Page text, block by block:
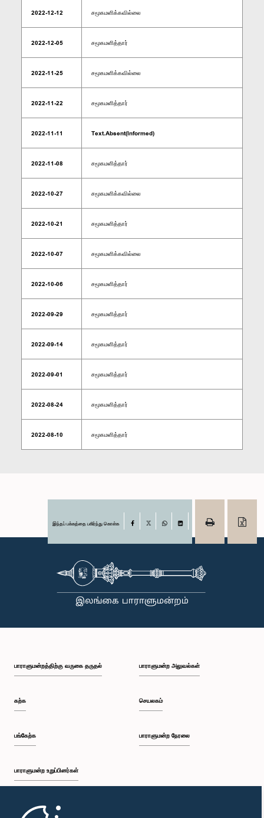
2022-12-12 சமூகமளிக்கவில்லை
2022-12-05 சமூகமளித்தார்
2022-11-25 சமூகமளிக்கவில்லை
2022-11-22 சமூகமளித்தார்
2022-11-11 Text.Absent(Informed)
2022-11-08 சமூகமளித்தார்
2022-10-27 சமூகமளிக்கவில்லை
2022-10-21 சமூகமளித்தார்
2022-10-07 சமூகமளிக்கவில்லை
2022-10-06 சமூகமளித்தார்
2022-09-29 சமூகமளித்தார்
2022-09-14 சமூகமளித்தார்
2022-09-01 சமூகமளித்தார்
2022-08-24 சமூகமளித்தார்
2022-08-10 சமூகமளித்தார்
இந்தப் பக்கத்தை பகிர்ந்து கொள்க Facebook
பாராளுமன்றத்திற்கு வருகை தருதல்
கற்க
பங்கேற்க
பாராளுமன்ற உறுப்பினர்கள்
முதற்பக்கம்
பாராளுமன்ற அலுவல்கள்
செயலகம்
பாராளுமன்ற நேரலை